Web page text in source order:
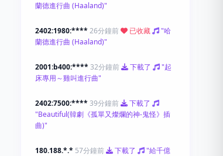
蘭德進行曲 (Haaland)"
2402:1980:**** 26分鐘前 已收藏
"哈
蘭德進行曲 (Haaland)"
2001:b400:**** 32分鐘前 下載了
"起
床專用～雞叫進行曲"
2402:7500:**** 39分鐘前
下載了
"Beautiful(韓劇《孤單又燦爛的神-鬼怪》插
曲)"
180.188.*.* 57分鐘前 下載了
"給千億